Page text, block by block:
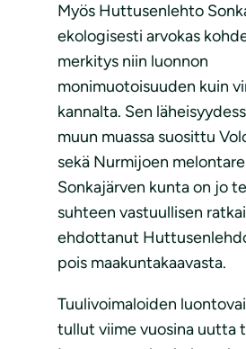
Myös Huttusenlehto
ekologisesti arvokas
merkitys niin luonnon
monimuotoisuuden kuin
kannalta. Sen
muun muassa suosittu
sekä Nurmijoen
Sonkajärven kunta on jo
suhteen vastuullisen
ehdottanut
pois maakuntakaavasta.
Tuulivoimaloiden
tullut viime vuosina uutta